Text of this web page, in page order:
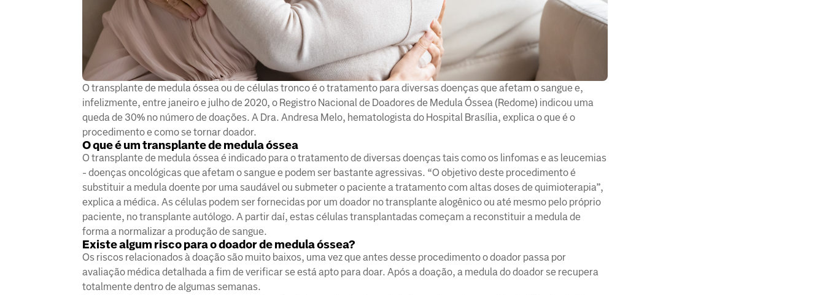
O transplante de medula óssea ou de células tronco é o tratamento para diversas doenças que afetam o sangue e,
infelizmente, entre janeiro e julho de 2020, o Registro Nacional de Doadores de Medula Óssea (Redome) indicou uma
queda de 30% no número de doações. A Dra. Andresa Melo, hematologista do Hospital Brasília, explica o que é o
procedimento e como se tornar doador.
O que é um transplante de medula óssea
O transplante de medula óssea é indicado para o tratamento de diversas doenças tais como os linfomas e as leucemias
- doenças oncológicas que afetam o sangue e podem ser bastante agressivas. “O objetivo deste procedimento é
substituir a medula doente por uma saudável ou submeter o paciente a tratamento com altas doses de quimioterapia”,
explica a médica. As células podem ser fornecidas por um doador no transplante alogênico ou até mesmo pelo próprio
paciente, no transplante autólogo. A partir daí, estas células transplantadas começam a reconstituir a medula de
forma a normalizar a produção de sangue.
Existe algum risco para o doador de medula óssea?
Os riscos relacionados à doação são muito baixos, uma vez que antes desse procedimento o doador passa por
avaliação médica detalhada a fim de verificar se está apto para doar. Após a doação, a medula do doador se recupera
totalmente dentro de algumas semanas.